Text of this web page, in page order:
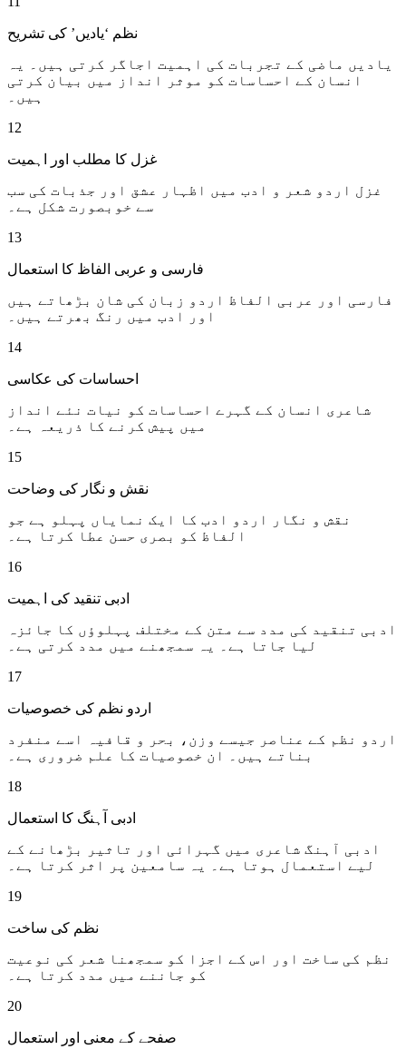
نظم ‘یادیں’ کی تشریح
یادیں ماضی کے تجربات کی اہمیت اجاگر کرتی ہیں۔ یہ
انسان کے احساسات کو موثر انداز میں بیان کرتی
ہیں۔
12
غزل کا مطلب اور اہمیت
غزل اردو شعر و ادب میں اظہار عشق اور جذبات کی سب
سے خوبصورت شکل ہے۔
13
فارسی و عربی الفاظ کا استعمال
فارسی اور عربی الفاظ اردو زبان کی شان بڑھاتے ہیں
اور ادب میں رنگ بھرتے ہیں۔
14
احساسات کی عکاسی
شاعری انسان کے گہرے احساسات کو نیات نئے انداز
میں پیش کرنے کا ذریعہ ہے۔
15
نقش و نگار کی وضاحت
نقش و نگار اردو ادب کا ایک نمایاں پہلو ہے جو
الفاظ کو بصری حسن عطا کرتا ہے۔
16
ادبی تنقید کی اہمیت
ادبی تنقید کی مدد سے متن کے مختلف پہلوؤں کا جائزہ
لیا جاتا ہے۔ یہ سمجھنے میں مدد کرتی ہے۔
17
اردو نظم کی خصوصیات
اردو نظم کے عناصر جیسے وزن، بحر و قافیہ اسے منفرد
بناتے ہیں۔ ان خصوصیات کا علم ضروری ہے۔
18
ادبی آہنگ کا استعمال
ادبی آہنگ شاعری میں گہرائی اور تاثیر بڑھانے کے
لیے استعمال ہوتا ہے۔ یہ سامعین پر اثر کرتا ہے۔
19
نظم کی ساخت
نظم کی ساخت اور اس کے اجزا کو سمجھنا شعر کی نوعیت
کو جاننے میں مدد کرتا ہے۔
20
صفحے کے معنی اور استعمال